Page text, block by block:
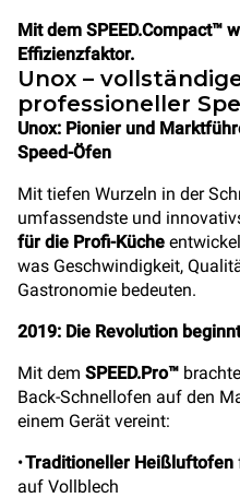
Mit dem SPEED.Compact™
Effizienzfaktor.
Unox –
professioneller
Unox: Pionier und
Speed-Öfen
Mit tiefen Wurzeln in der
umfassendste und
für die Profi-Küche
was Geschwindigkeit,
Gastronomie bedeuten.
2019: Die Revolution
Mit dem SPEED.Pro™
Back-Schnellofen auf den
einem Gerät vereint:
•Traditioneller Heißluftofen
auf Vollblech